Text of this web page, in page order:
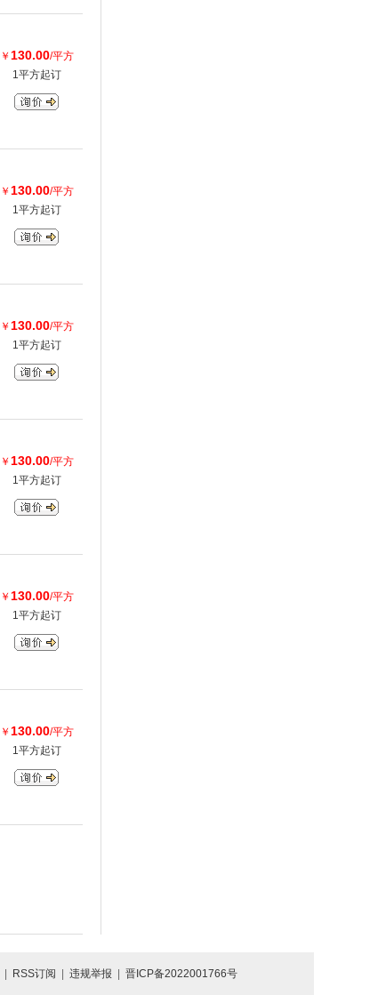
￥ 130.00/平方
1平方起订
￥ 130.00/平方
1平方起订
￥ 130.00/平方
1平方起订
￥ 130.00/平方
1平方起订
￥ 130.00/平方
1平方起订
￥ 130.00/平方
1平方起订
RSS订阅 违规举报 晋ICP备2022001766号